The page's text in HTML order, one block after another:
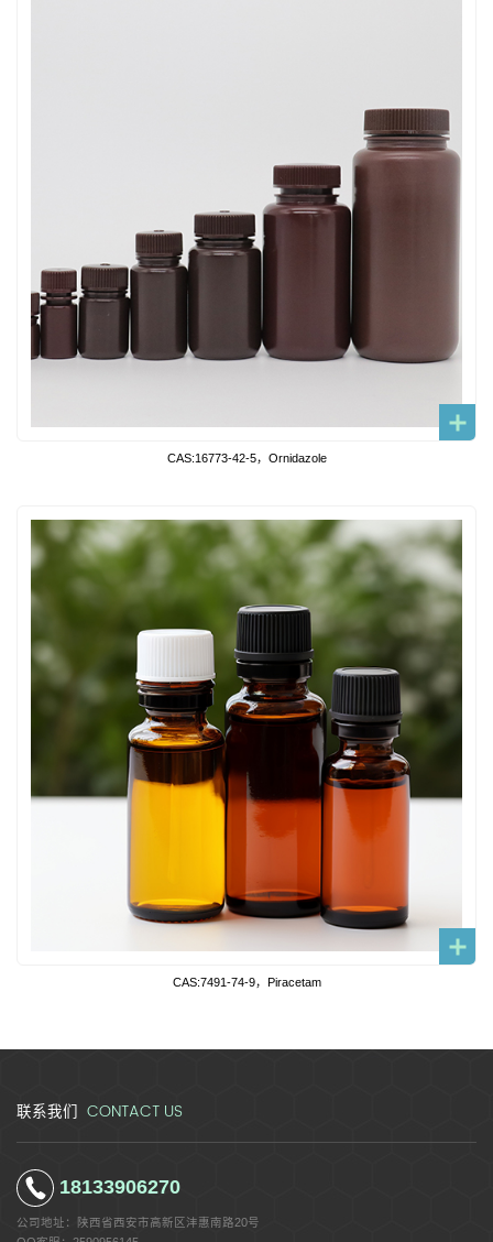
CAS:16773-42-5，Ornidazole
CAS:7491-74-9，Piracetam
联系我们 CONTACT US
18133906270
公司地址：
陕西省西安市高新区沣惠南路20号